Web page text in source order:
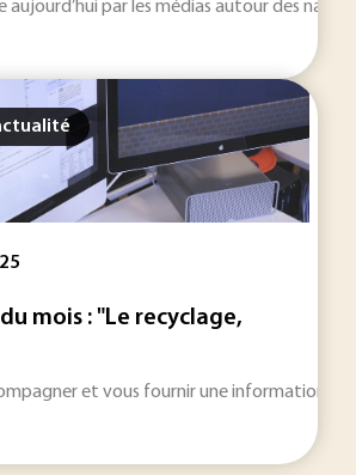
aujourd’hui par les médias autour des
mois : "Le recyclage,
et vous fournir une information